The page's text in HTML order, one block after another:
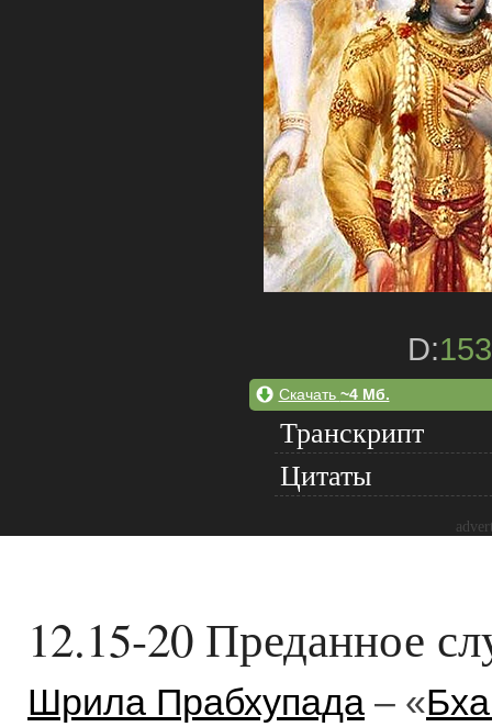
D:
Скачать ~4 Мб.
Транскрипт
Цитаты
12.15-20 Преданное
Шрила Прабхупада – «